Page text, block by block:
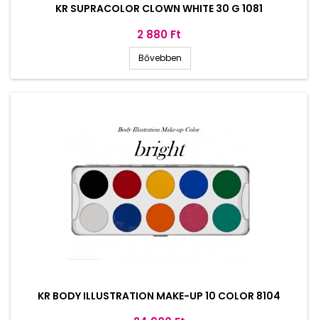
KR SUPRACOLOR CLOWN WHITE 30 G 1081
Ár
2 880 Ft
Bővebben
KR BODY ILLUSTRATION MAKE-UP 10 COLOR 8104